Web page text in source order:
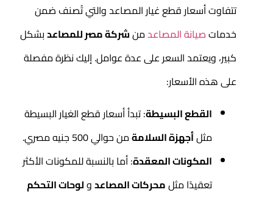
تتفاوت أسعار قطع غيار المصاعد والتي تُصنف ضمن
خدماتصيانة المصاعدمنشركة مصر للمصاعدبشكل
كبير، ويعتمد السعر على عدة عوامل. إليك نظرة مفصلة
على هذه الأسعار:
القطع البسيطة: تبدأ أسعار قطع الغيار البسيطة
مثلأجهزة السلامةمن حوالي 500 جنيه مصري.
المكونات المعقدة: أما بالنسبة للمكونات الأكثر
تعقيدًا مثلمحركات المصاعدولوحات التحكم